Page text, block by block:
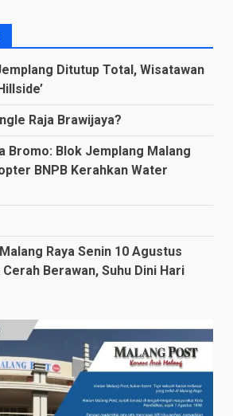
Ditutup Total, Wisatawan
Raja Brawijaya?
Bromo: Blok Jemplang Malang
BNPB Kerahkan Water
Raya Senin 10 Agustus
Berawan, Suhu Dini Hari